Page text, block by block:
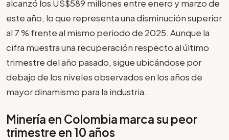
alcanzó los US$589 millones entre enero y marzo de
este año, lo que representa una disminución superior
al 7 % frente al mismo periodo de 2025. Aunque la
cifra muestra una recuperación respecto al último
trimestre del año pasado, sigue ubicándose por
debajo de los niveles observados en los años de
mayor dinamismo para la industria.
Minería en Colombia marca su peor
trimestre en 10 años